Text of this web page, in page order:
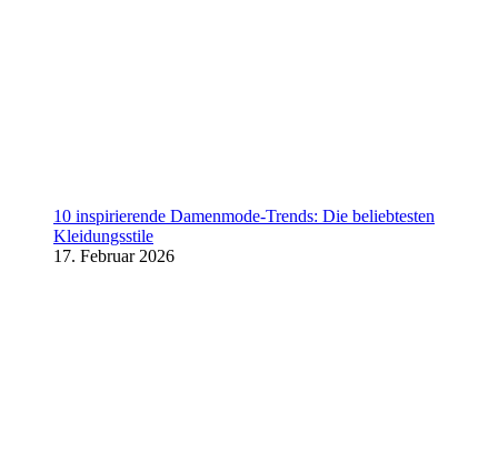
10 inspirierende Damenmode-Trends: Die beliebtesten
Kleidungsstile
17. Februar 2026